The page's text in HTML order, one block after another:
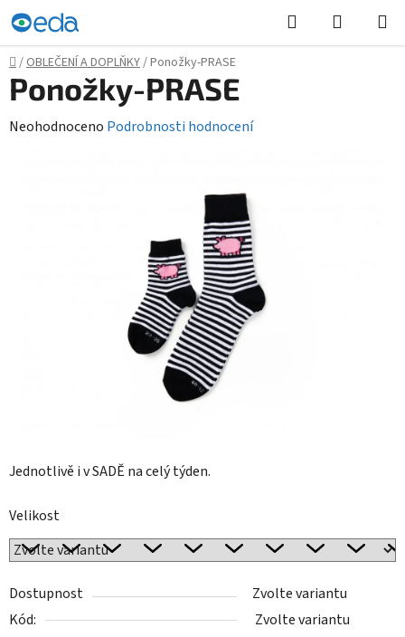
Přejít
na
obsah
Hledat
KOŠÍK
Domů
/OBLEČENÍ A DOPLŇKY/Ponožky-PRASE
Jednotlivě i v SADĚ na celý týden.
Velikost
Dostupnost
Zvolte variantu
Kód:
Zvolte variantu
Ponožky-PRASE
Průměrné
Neohodnoceno Podrobnosti hodnocení